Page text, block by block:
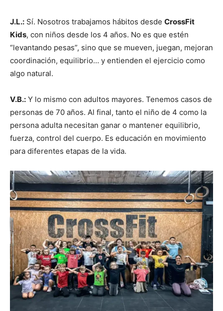
J.L.: Sí. Nosotros trabajamos hábitos desde CrossFit
Kids, con niños desde los 4 años. No es que estén
“levantando pesas”, sino que se mueven, juegan, mejoran
coordinación, equilibrio… y entienden el ejercicio como
algo natural.
V.B.: Y lo mismo con adultos mayores. Tenemos casos de
personas de 70 años. Al final, tanto el niño de 4 como la
persona adulta necesitan ganar o mantener equilibrio,
fuerza, control del cuerpo. Es educación en movimiento
para diferentes etapas de la vida.